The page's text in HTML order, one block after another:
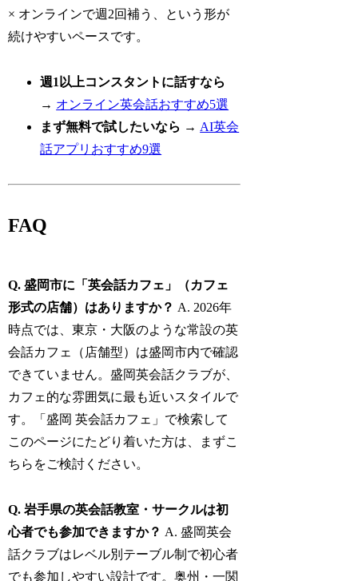
× オンラインで週2回補う、という形が
続けやすいペースです。
週1以上コンスタントに話すなら
→ オンライン英会話おすすめ5選
まず無料で試したいなら → AI英会
話アプリおすすめ9選
FAQ
Q. 盛岡市に「英会話カフェ」（カフェ
形式の店舗）はありますか？ A. 2026年
時点では、東京・大阪のような常設の英
会話カフェ（店舗型）は盛岡市内で確認
できていません。盛岡英会話クラブが、
カフェ的な雰囲気に最も近いスタイルで
す。「盛岡 英会話カフェ」で検索して
このページにたどり着いた方は、まずこ
ちらをご検討ください。
Q. 岩手県の英会話教室・サークルは初
心者でも参加できますか？ A. 盛岡英会
話クラブはレベル別テーブル制で初心者
でも参加しやすい設計です。奥州・一関